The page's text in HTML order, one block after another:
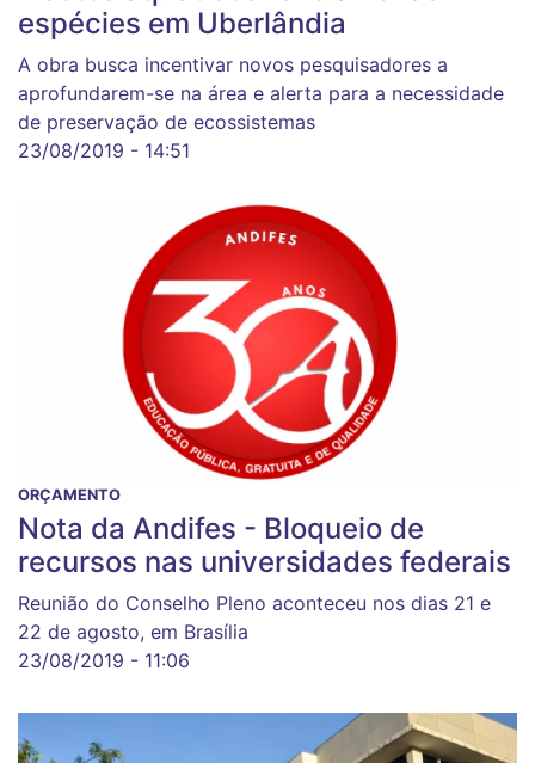
espécies em Uberlândia
A obra busca incentivar novos pesquisadores a
aprofundarem-se na área e alerta para a necessidade
de preservação de ecossistemas
23/08/2019 - 14:51
ORÇAMENTO
Nota da Andifes - Bloqueio de
recursos nas universidades federais
Reunião do Conselho Pleno aconteceu nos dias 21 e
22 de agosto, em Brasília
23/08/2019 - 11:06